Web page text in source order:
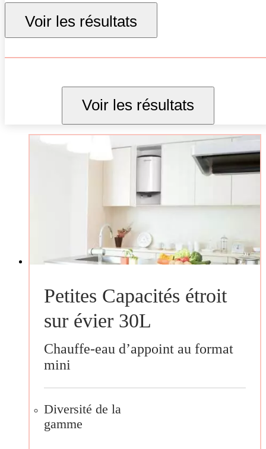
250 L
300 L
Voir les résultats
Voir les résultats
Petites Capacités étroit
sur évier 30L
Chauffe-eau d’appoint au format
mini
Diversité de la
gamme